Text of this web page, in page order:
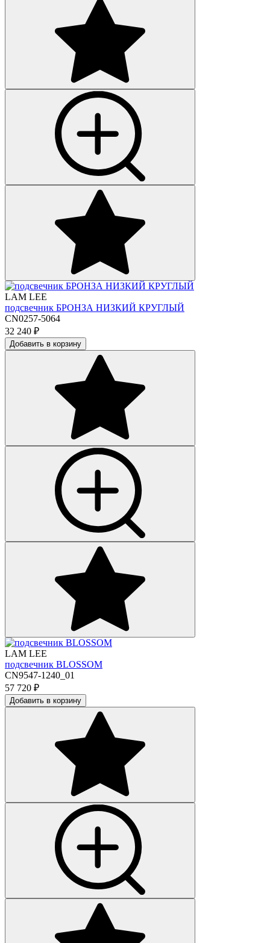
LAM LEE
подсвечник БРОНЗА НИЗКИЙ КРУГЛЫЙ
CN0257-5064
32 240 ₽
Добавить в корзину
LAM LEE
подсвечник BLOSSOM
CN9547-1240_01
57 720 ₽
Добавить в корзину